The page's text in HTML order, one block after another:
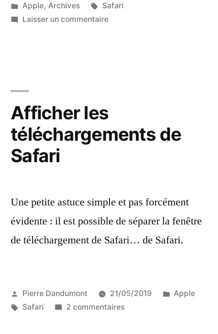
par
Publié
dans
Apple, Archives Étiquettes :
Safari
Laisser un commentairesur
Afficher les
téléchargements de
Safari
Une petite astuce simple et pas forcément
évidente : il est possible de séparer la fenêtre
de téléchargement de Safari… de Safari.
Publié
par
Pierre Dandumont 21/05/2019
Publié
Apple
Étiquettes :
Safari 2 commentairessur